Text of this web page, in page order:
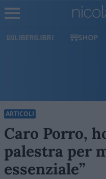
LIBERILIBRI SHOP
ARTICOLI
Caro Porro,
palestra per
essenziale”